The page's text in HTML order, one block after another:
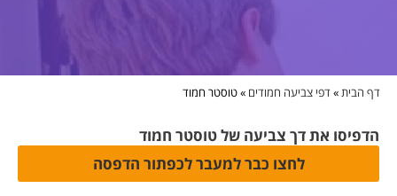
דף הבית»דפי צביעה חמודים »טוסטר חמוד
הדפיסו את דך צביעה של טוסטר חמוד
לחצו כבר למעבר לכפתור הדפסה